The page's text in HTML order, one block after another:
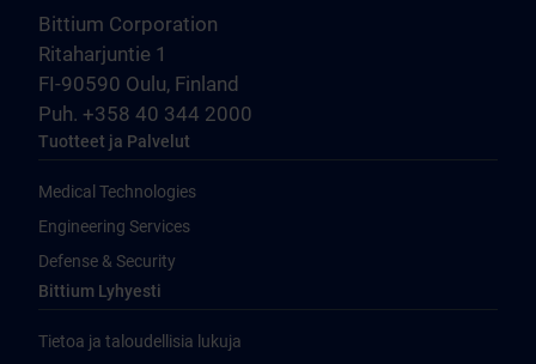
Bittium Corporation
Ritaharjuntie 1
FI-90590 Oulu, Finland
Puh. +358 40 344 2000
Tuotteet ja Palvelut
Medical Technologies
Engineering Services
Defense & Security
Bittium Lyhyesti
Tietoa ja taloudellisia lukuja